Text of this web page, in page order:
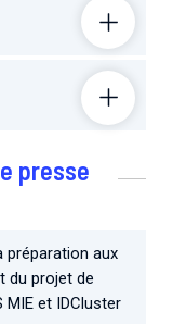
presse
préparation aux
du projet de
MIE et IDCluster